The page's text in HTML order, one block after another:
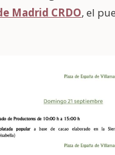
Madrid CRDO, el